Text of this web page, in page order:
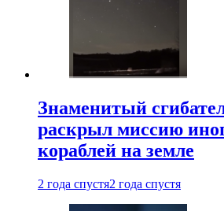
Знаменитый
раскрыл миссию
кораблей на земле
2 года спустя2 года спустя